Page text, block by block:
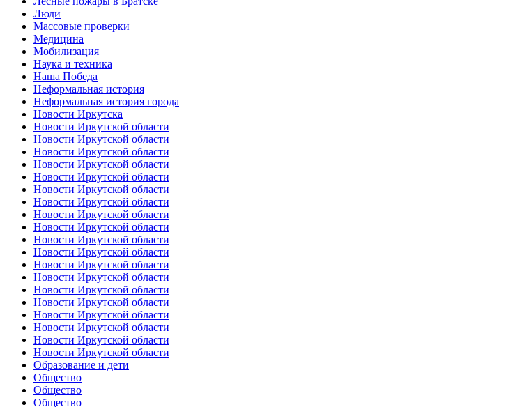
Люди
Массовые проверки
Медицина
Мобилизация
Наука и техника
Наша Победа
Неформальная история
Неформальная история города
Новости Иркутска
Новости Иркутской области
Новости Иркутской области
Новости Иркутской области
Новости Иркутской области
Новости Иркутской области
Новости Иркутской области
Новости Иркутской области
Новости Иркутской области
Новости Иркутской области
Новости Иркутской области
Новости Иркутской области
Новости Иркутской области
Новости Иркутской области
Новости Иркутской области
Новости Иркутской области
Новости Иркутской области
Новости Иркутской области
Новости Иркутской области
Новости Иркутской области
Образование и дети
Общество
Общество
Общество